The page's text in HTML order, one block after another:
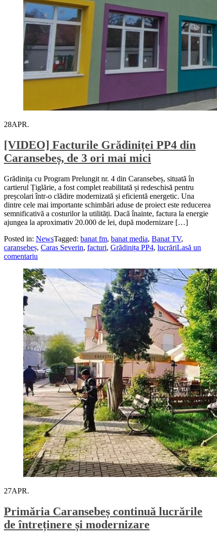
28APR.
[VIDEO] Facturile Grădiniței PP4 din
Caransebeș, de 3 ori mai mici
Grădinița cu Program Prelungit nr. 4 din Caransebeș, situată în
cartierul Țiglărie, a fost complet reabilitată și redeschisă pentru
preșcolari într-o clădire modernizată și eficientă energetic. Una
dintre cele mai importante schimbări aduse de proiect este reducerea
semnificativă a costurilor la utilități. Dacă înainte, factura la energie
ajungea la aproximativ 20.000 de lei, după modernizare […]
Posted in: NewsTagged: banat fm, banat media, Banat TV,
caransebeș, Caras Severin, facturi, Grădinița PP4, lucrăriLasă un
comentariu
27APR.
Primăria Caransebeș continuă lucrările
de întreținere și modernizare